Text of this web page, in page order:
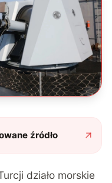
źródło
działo morskie